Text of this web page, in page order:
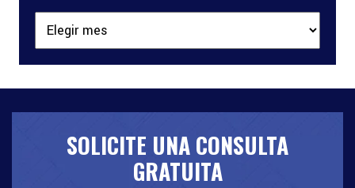
SOLICITE UNA CONSULTA
GRATUITA